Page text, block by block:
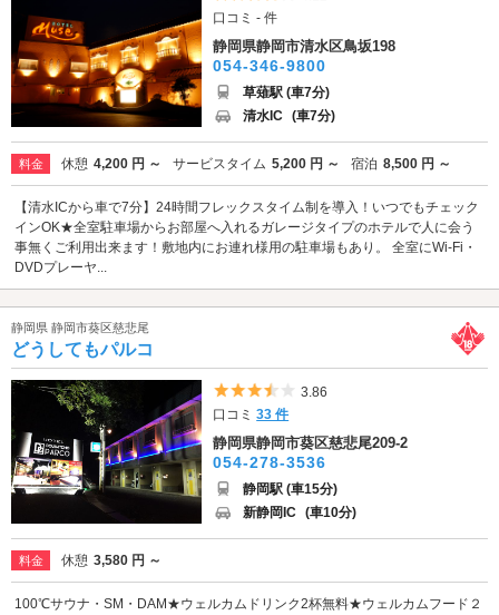
口コミ - 件
静岡県静岡市清水区鳥坂198
054-346-9800
草薙駅 (車7分)
清水IC (車7分)
料金 休憩 4,200 円 ～ サービスタイム 5,200 円 ～ 宿泊 8,500 円 ～
【清水ICから車で7分】24時間フレックスタイム制を導入！いつでもチェック
インOK★全室駐車場からお部屋へ入れるガレージタイプのホテルで人に会う
事無くご利用出来ます！敷地内にお連れ様用の駐車場もあり。 全室にWi-Fi・
DVDプレーヤ...
静岡県 静岡市葵区慈悲尾
どうしてもパルコ
5つ星のうち3.5
3.86
口コミ33 件
静岡県静岡市葵区慈悲尾209-2
054-278-3536
静岡駅 (車15分)
新静岡IC (車10分)
料金 休憩 3,580 円 ～
100℃サウナ・SM・DAM★ウェルカムドリンク2杯無料★ウェルカムフード２